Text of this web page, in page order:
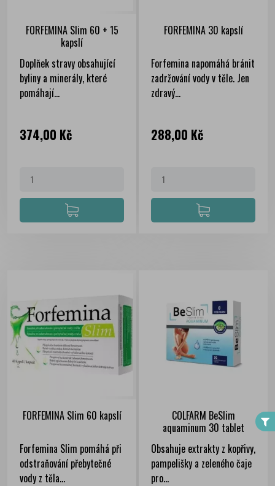
FORFEMINA Slim 60 + 15
kapslí
Doplňek stravy obsahující
byliny a minerály, které
pomáhají...
Cena
374,00 Kč
FORFEMINA 30 kapslí
Forfemina napomáhá bránit
zadržování vody v těle. Jen
zdravý...
Cena
288,00 Kč
FORFEMINA Slim 60 kapslí
Forfemina Slim pomáhá při
odstraňování přebytečné
vody z těla...
COLFARM BeSlim
aquaminum 30 tablet
Obsahuje extrakty z kopřivy,
pampelišky a zeleného čaje
pro...